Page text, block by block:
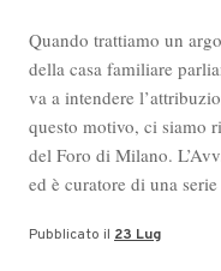
Quando trattiamo un
della casa familiare
va a intendere
questo motivo, ci siamo
del Foro di Milano.
ed è curatore di una
Pubblicato il 23 Lug